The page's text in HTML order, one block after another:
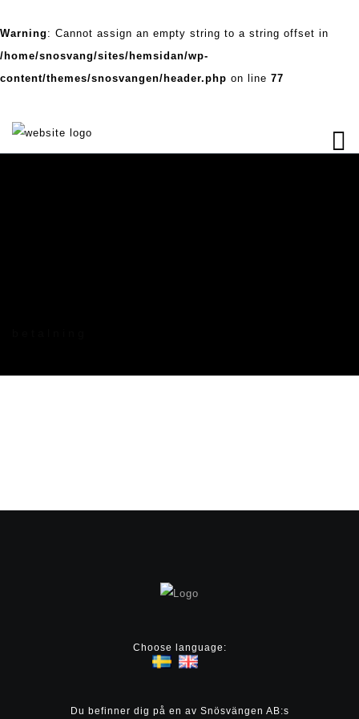
Warning : Cannot assign an empty string to a string offset in
/home/snosvang/sites/hemsidan/wp-
content/themes/snosvangen/header.php on line 77
Choose language:
Du befinner dig på en av Snösvängen AB:s